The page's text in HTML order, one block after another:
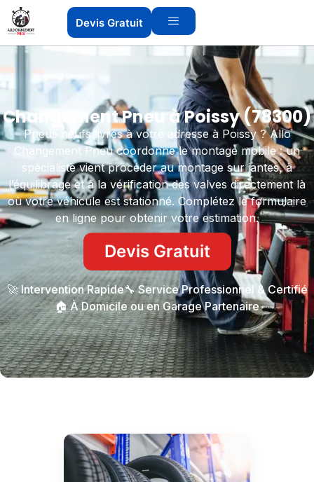
Devis Gratuit
Changement Pneu à Poissy (78300)
Pneus neufs livrés à votre adresse à Poissy ? Allo
Changement Pneu coordonne le montage mobile : un
spécialiste vient procéder au montage sur jantes, à
l’équilibrage et à la vérification des valves directement là
où votre véhicule est stationné. Complétez le formulaire
en ligne pour obtenir votre estimation.
Devis Gratuit
🚀 Intervention Rapide🔧 Service Professionnel & Certifié
🏠 À Domicile ou en Garage Partenaire